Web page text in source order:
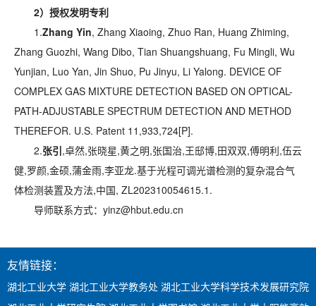
2）授权发明专利
1.Zhang Yin, Zhang Xiaoing, Zhuo Ran, Huang Zhiming,
Zhang Guozhi, Wang Dibo, Tian Shuangshuang, Fu Mingli, Wu
Yunjian, Luo Yan, Jin Shuo, Pu Jinyu, Li Yalong. DEVICE OF
COMPLEX GAS MIXTURE DETECTION BASED ON OPTICAL-
PATH-ADJUSTABLE SPECTRUM DETECTION AND METHOD
THEREFOR. U.S. Patent 11,933,724[P].
2.张引,卓然,张晓星,黄之明,张国治,王邸博,田双双,傅明利,伍云
健,罗颜,金硕,蒲金雨,李亚龙.基于光程可调光谱检测的复杂混合气
体检测装置及方法,中国, ZL202310054615.1.
导师联系方式：yinz@hbut.edu.cn
友情链接：
湖北工业大学 湖北工业大学教务处 湖北工业大学科学技术发展研究院